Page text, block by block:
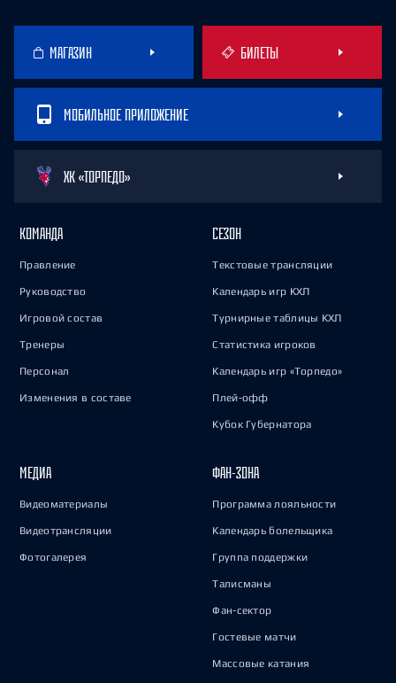
МАГАЗИН БИЛЕТЫ
МОБИЛЬНОЕ ПРИЛОЖЕНИЕ
ХК «ТОРПЕДО»
КОМАНДА
Правление
Руководство
Игровой состав
Тренеры
Персонал
Изменения в составе
СЕЗОН
Текстовые трансляции
Календарь игр КХЛ
Турнирные таблицы КХЛ
Статистика игроков
Календарь игр «Торпедо»
Плей-офф
Кубок Губернатора
МЕДИА
Видеоматериалы
Видеотрансляции
Фотогалерея
ФАН-ЗОНА
Программа лояльности
Календарь болельщика
Группа поддержки
Талисманы
Фан-сектор
Гостевые матчи
Массовые катания